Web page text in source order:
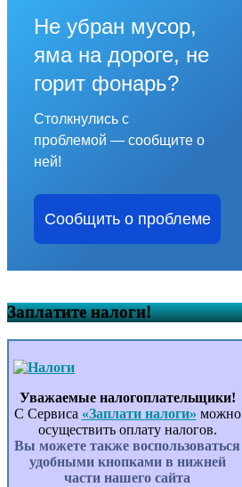
Не убран мусор,
яма на дороге, не
горит фонарь?
Столкнулись с
проблемой — сообщите о
ней!
Сообщить о проблеме
Заплатите налоги!
Уважаемые налогоплательщики!
С Сервиса «Заплати налоги» можно
осуществить оплату налогов.
Вы можете также воспользоваться
удобными кнопками в нижней
части нашего сайта